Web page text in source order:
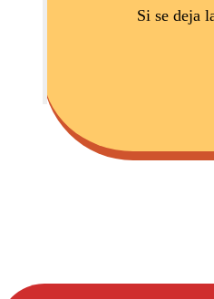
Si se deja